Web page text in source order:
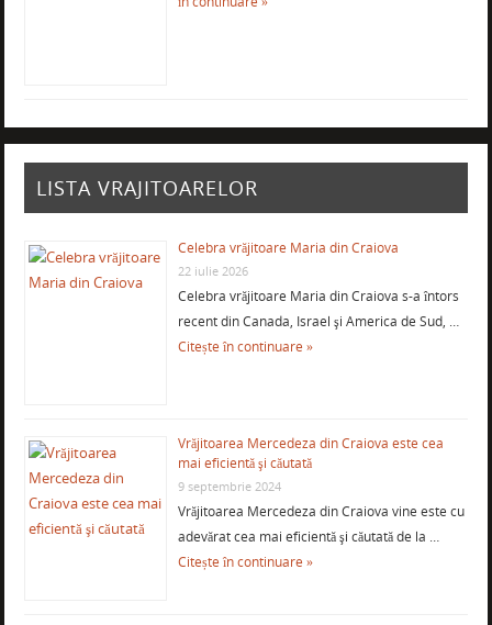
LISTA VRAJITOARELOR
Celebra vrăjitoare Maria din Craiova
22 iulie 2026
Celebra vrăjitoare Maria din Craiova s-a întors
recent din Canada, Israel şi America de Sud, …
Citește în continuare »
Vrăjitoarea Mercedeza din Craiova este cea
mai eficientă şi căutată
9 septembrie 2024
Vrăjitoarea Mercedeza din Craiova vine este cu
adevărat cea mai eficientă şi căutată de la …
Citește în continuare »